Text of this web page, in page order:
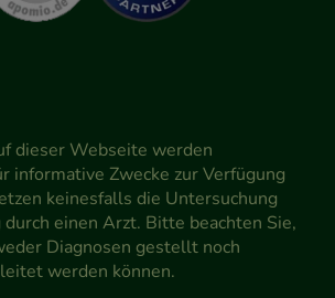
dieser Webseite werden
informative Zwecke zur Verfügung
keinesfalls die Untersuchung
einen Arzt. Bitte beachten Sie,
Diagnosen gestellt noch
werden können.